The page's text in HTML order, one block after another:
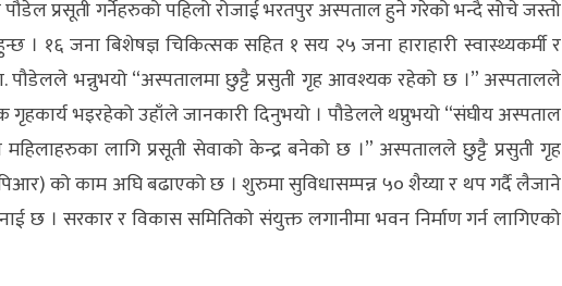
प्रसूती गर्नेहरुको पहिलो रोजाई भरतपुर अस्पताल हुने गरेको भन्दै सोचे जस्तो
। १६ जना बिशेषज्ञ चिकित्सक सहित १ सय २५ जना हाराहारी स्वास्थ्यकर्मी र
पौडेलले भन्नुभयो “अस्पतालमा छुट्टै प्रसुती गृह आवश्यक रहेको छ ।” अस्पतालले
गृहकार्य भइरहेको उहाँले जानकारी दिनुभयो । पौडेलले थप्नुभयो “संघीय अस्पताल
लागि प्रसूती सेवाको केन्द्र बनेको छ ।” अस्पतालले छुट्टै प्रसुती गृह
को काम अघि बढाएको छ । शुरुमा सुविधासम्पन्न ५० शैय्या र थप गर्दै लैजाने
छ । सरकार र विकास समितिको संयुक्त लगानीमा भवन निर्माण गर्न लागिएको